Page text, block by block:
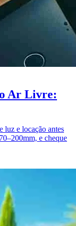
Ar Livre:
luz e locação antes
e cheque